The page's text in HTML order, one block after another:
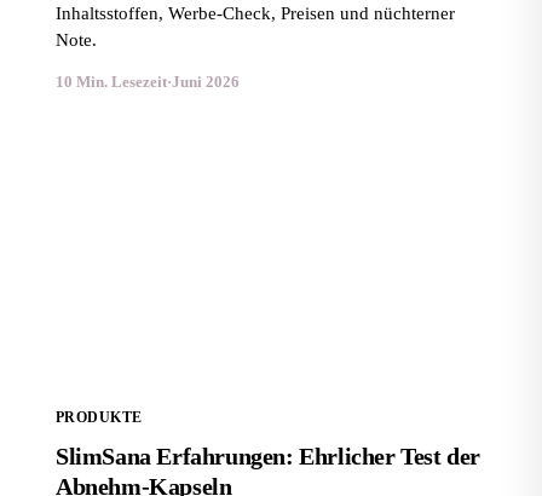
Inhaltsstoffen, Werbe-Check, Preisen und nüchterner
Note.
10 Min. Lesezeit·Juni 2026
PRODUKTE
SlimSana Erfahrungen: Ehrlicher Test der
Abnehm-Kapseln